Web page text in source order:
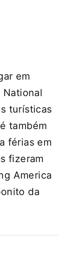
em
National
turísticas
também
férias em
fizeram
America
da